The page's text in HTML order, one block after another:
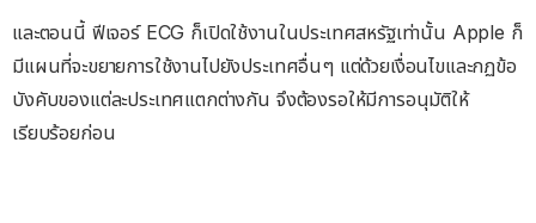
และตอนนี้ ฟีเจอร์ ECG ก็เปิดใช้งานในประเทศสหรัฐเท่านั้น Apple ก็
มีแผนที่จะขยายการใช้งานไปยังประเทศอื่นๆ แต่ด้วยเงื่อนไขและกฏข้อ
บังคับของแต่ละประเทศแตกต่างกัน จึงต้องรอให้มีการอนุมัติให้
เรียบร้อยก่อน